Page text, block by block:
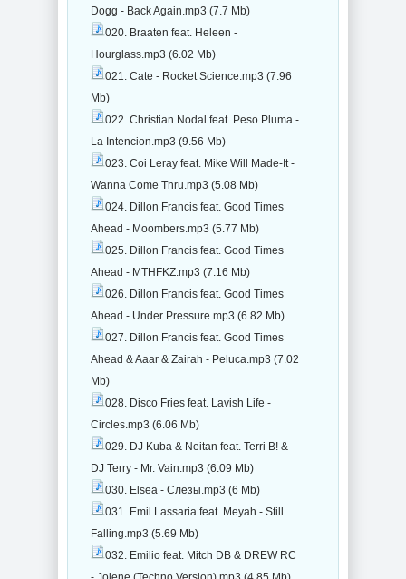
Dogg - Back Again.mp3 (7.7 Mb)
020. Braaten feat. Heleen -
Hourglass.mp3 (6.02 Mb)
021. Cate - Rocket Science.mp3 (7.96
Mb)
022. Christian Nodal feat. Peso Pluma -
La Intencion.mp3 (9.56 Mb)
023. Coi Leray feat. Mike Will Made-It -
Wanna Come Thru.mp3 (5.08 Mb)
024. Dillon Francis feat. Good Times
Ahead - Moombers.mp3 (5.77 Mb)
025. Dillon Francis feat. Good Times
Ahead - MTHFKZ.mp3 (7.16 Mb)
026. Dillon Francis feat. Good Times
Ahead - Under Pressure.mp3 (6.82 Mb)
027. Dillon Francis feat. Good Times
Ahead & Aaar & Zairah - Peluca.mp3 (7.02
Mb)
028. Disco Fries feat. Lavish Life -
Circles.mp3 (6.06 Mb)
029. DJ Kuba & Neitan feat. Terri B! &
DJ Terry - Mr. Vain.mp3 (6.09 Mb)
030. Elsea - Слезы.mp3 (6 Mb)
031. Emil Lassaria feat. Meyah - Still
Falling.mp3 (5.69 Mb)
032. Emilio feat. Mitch DB & DREW RC